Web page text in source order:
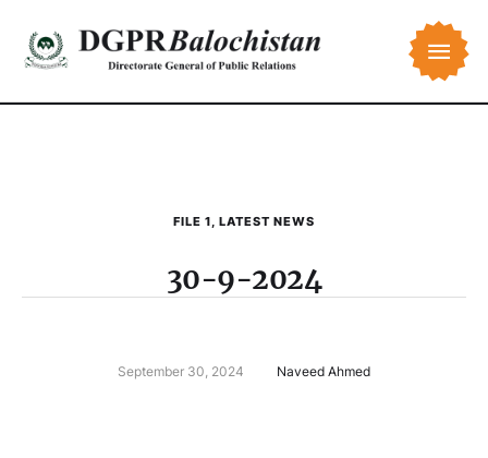
FILE 1, LATEST NEWS
30-9-2024
September 30, 2024 Naveed Ahmed